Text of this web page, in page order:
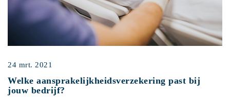
24 mrt. 2021
Welke aansprakelijkheidsverzekering past bij
jouw bedrijf?